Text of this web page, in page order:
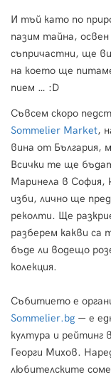
И тъй като по
пазим тайна,
съпричастни, ще
на което ще
пием … :D
Съвсем скоро
Sommelier Market,
вина от България,
Всички те ще
Маринела в София,
изби, лично ще
реколти. Ще
разберем какви
бъде ли водещо
колекция.
Събитието е
Sommelier.bg — е
култура и рейтинг
Георги Михов.
любителските